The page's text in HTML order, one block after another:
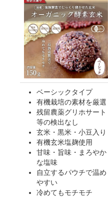
ベーシックタイプ
有機栽培の素材を厳選
残留農薬グリホサート
等の検出なし
玄米・黒米・小豆入り
有機玄米塩麹使用
甘味・旨味・まろやか
な塩味
自立するパウチで温め
やすい
冷めてもモチモチ